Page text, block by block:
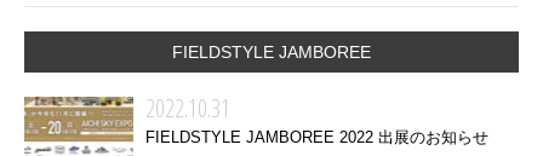
FIELDSTYLE JAMBOREE
2022.10.31
FIELDSTYLE JAMBOREE 2022 出展のお知らせ